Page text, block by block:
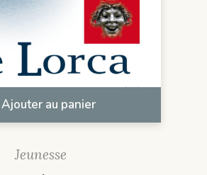
Ajouter au panier
Jeunesse